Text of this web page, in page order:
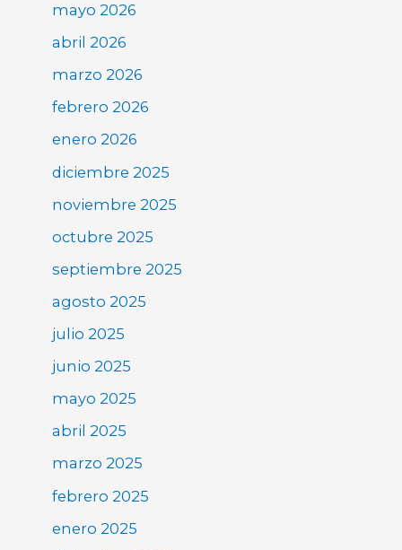
mayo 2026
abril 2026
marzo 2026
febrero 2026
enero 2026
diciembre 2025
noviembre 2025
octubre 2025
septiembre 2025
agosto 2025
julio 2025
junio 2025
mayo 2025
abril 2025
marzo 2025
febrero 2025
enero 2025